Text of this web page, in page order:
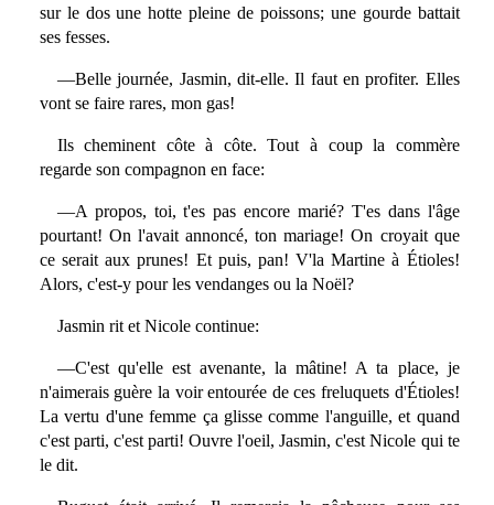
sur le dos une hotte pleine de poissons; une gourde battait
ses fesses.
—Belle journée, Jasmin, dit-elle. Il faut en profiter. Elles
vont se faire rares, mon gas!
Ils cheminent côte à côte. Tout à coup la commère
regarde son compagnon en face:
—A propos, toi, t'es pas encore marié? T'es dans l'âge
pourtant! On l'avait annoncé, ton mariage! On croyait que
ce serait aux prunes! Et puis, pan! V'la Martine à Étioles!
Alors, c'est-y pour les vendanges ou la Noël?
Jasmin rit et Nicole continue:
—C'est qu'elle est avenante, la mâtine! A ta place, je
n'aimerais guère la voir entourée de ces freluquets d'Étioles!
La vertu d'une femme ça glisse comme l'anguille, et quand
c'est parti, c'est parti! Ouvre l'oeil, Jasmin, c'est Nicole qui te
le dit.